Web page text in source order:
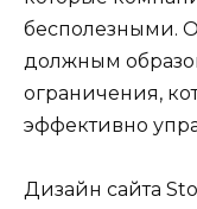
бесполезными.
должным
ограничения,
эффективно
Дизайн сайта